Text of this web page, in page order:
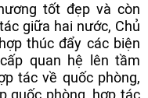
tốt đẹp và còn
giữa hai nước, Chủ
thúc đẩy các biện
quan hệ lên tầm
tác về quốc phòng,
quốc phòng, hợp tác